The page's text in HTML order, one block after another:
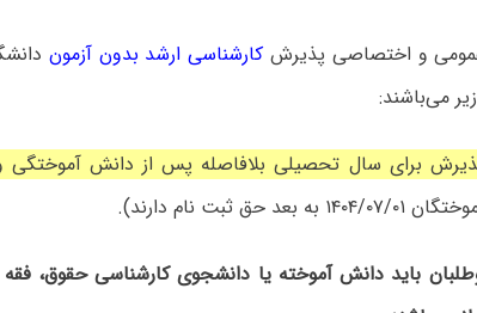
و اختصاصی پذیرش کارشناسی ارشد بدون آزمون
می‌باشند:
برای سال تحصیلی بلافاصله پس از دانش آموختگی
بعد حق ثبت نام دارند).
باید دانش آموخته یا دانشجوی کارشناسی حقوق،